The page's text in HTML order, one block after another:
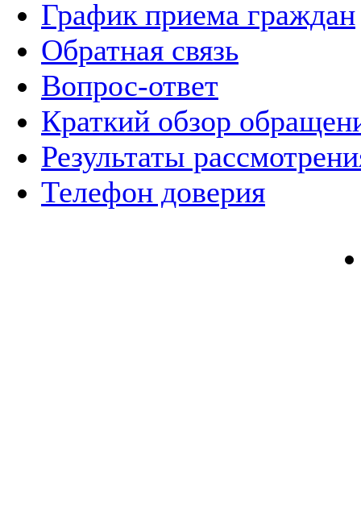
График приема граждан
Обратная связь
Вопрос-ответ
Краткий обзор
Результаты
Телефон доверия